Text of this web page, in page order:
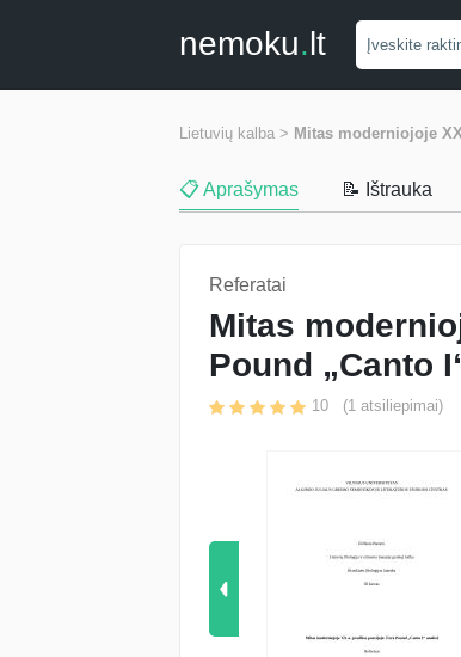
nemoku.lt
Lietuvių kalba > Mitas moderniojoje
📋 Aprašymas 📝 Ištrauka
Referatai
Mitas
Pound „Canto
10 (1 atsiliepimai)